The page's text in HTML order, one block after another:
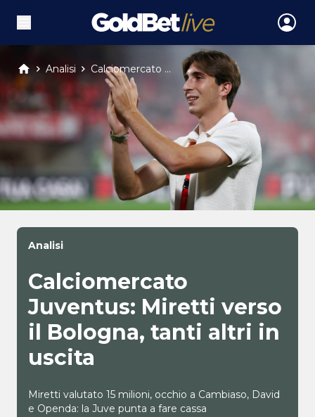
Analisi Calciomercato ...
Analisi
Calciomercato
Juventus: Miretti verso
il Bologna, tanti altri in
uscita
Miretti valutato 15 milioni, occhio a Cambiaso, David
e Openda: la Juve punta a fare cassa